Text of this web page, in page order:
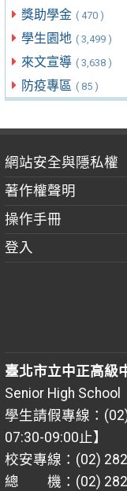
獎助學金 ( 470 )
學生園地 ( 3,499 )
來文宣導 ( 3,638 )
防疫專區 ( 85 )
網站安全與隱私權
著作權聲明
操作手冊
登入
臺北市立中正高級
Senior High School
學生請假專線：
07:30-09:00止】
校安專線：(02)
總 機：(02)